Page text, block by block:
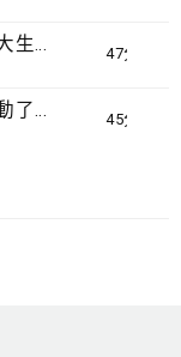
47分鐘
#50 全國生態日：零碳挑戰、中大生態月2025 | 參與學生: 橙汁、Cristy、Mannix、Ruby (中大賽馬會氣候變化博物館 博物館大使)
45分鐘
#49 預告「全國生態日」、從活動了解生態 | 參與學生: Katie、Phoebe、Jane (香港大學生命村)